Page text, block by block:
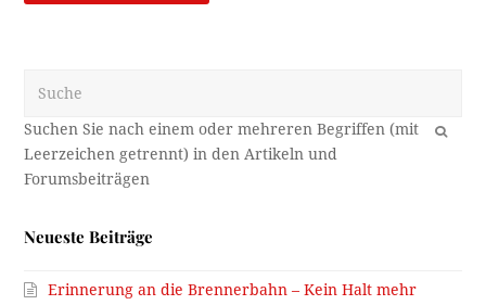
OK
Neueste Beiträge
Erinnerung an die Brennerbahn – Kein Halt mehr